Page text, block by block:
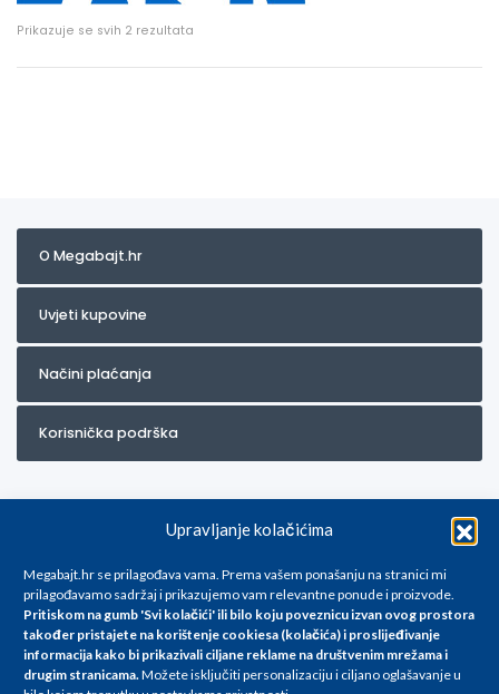
Upravljanje kolačićima
Megabajt.hr se prilagođava vama. Prema vašem ponašanju na stranici mi
prilagođavamo sadržaj i prikazujemo vam relevantne ponude i proizvode.
Pritiskom na gumb 'Svi kolačići' ili bilo koju poveznicu izvan ovog prostora
također pristajete na korištenje cookiesa (kolačića) i proslijeđivanje
informacija kako bi prikazivali ciljane reklame na društvenim mrežama i
drugim stranicama.Možete isključiti personalizaciju i ciljano oglašavanje u
Prikazuje se svih 2 rezultata
O Megabajt.hr
Uvjeti kupovine
Načini plaćanja
Korisnička podrška
Za artikle kojih trenutno nema u ponudi obratite nam se na
info@megabajt.hr. Sve cijene su informativnog karaktera i podložne su
promjenama, a
iskazane su za avansno plaćanje(gotovina) u Eurima i uključuju PDV. Sve